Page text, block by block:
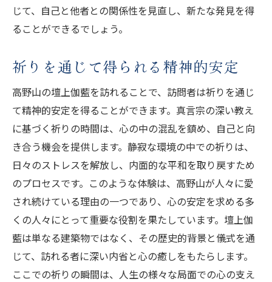
じて、自己と他者との関係性を見直し、新たな発見を得
ることができるでしょう。
祈りを通じて得られる精神的安定
高野山の壇上伽藍を訪れることで、訪問者は祈りを通じ
て精神的安定を得ることができます。真言宗の深い教え
に基づく祈りの時間は、心の中の混乱を鎮め、自己と向
き合う機会を提供します。静寂な環境の中での祈りは、
日々のストレスを解放し、内面的な平和を取り戻すため
のプロセスです。このような体験は、高野山が人々に愛
され続けている理由の一つであり、心の安定を求める多
くの人々にとって重要な役割を果たしています。壇上伽
藍は単なる建築物ではなく、その歴史的背景と儀式を通
じて、訪れる者に深い内省と心の癒しをもたらします。
ここでの祈りの瞬間は、人生の様々な局面での心の支え